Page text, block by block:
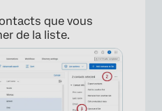
que vous
de la liste.